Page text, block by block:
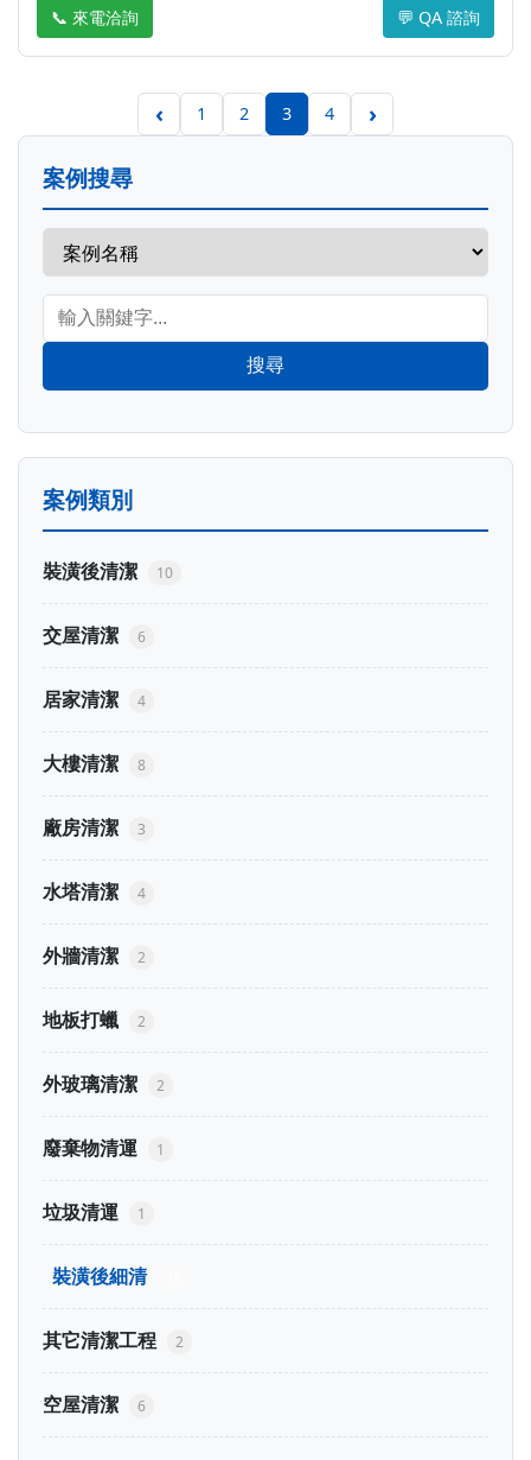
案例搜尋
搜尋
案例類別
裝潢後清潔 10
交屋清潔 6
居家清潔 4
大樓清潔 8
廠房清潔 3
水塔清潔 4
外牆清潔 2
地板打蠟 2
外玻璃清潔 2
廢棄物清運 1
垃圾清運 1
裝潢後細清
其它清潔工程 2
空屋清潔 6
📞 來電洽詢 💬 QA 諮詢
‹ 1 2 3 4 ›